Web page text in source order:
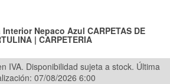
Nepaco Azul CARPETAS DE
| CARPETERIA
IVA. Disponibilidad sujeta a stock. Última
07/08/2026 6:00